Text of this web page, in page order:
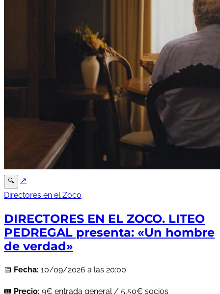
🔍
↗
Directores en el Zoco
DIRECTORES EN EL ZOCO. LITEO
PEDREGAL presenta: «Un hombre
de verdad»
📅 Fecha: 10/09/2026 a las 20:00
🎟️ Precio: 9€ entrada general / 5,50€ socios